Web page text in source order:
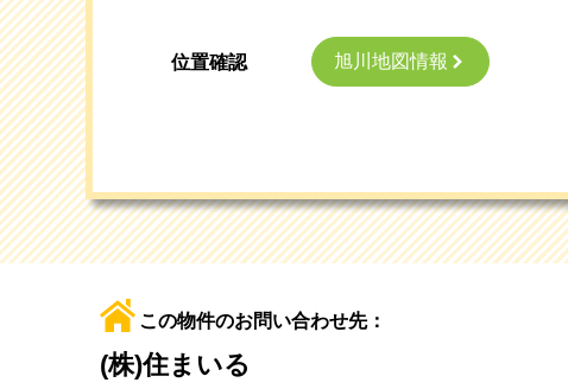
位置確認 旭川地図情報
この物件のお問い合わせ先：
(株)住まいる